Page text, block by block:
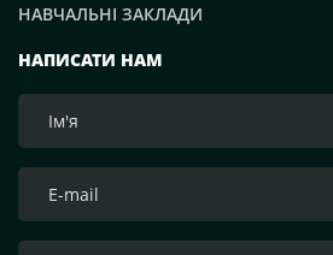
НАПИСАТИ НАМ
НАВЧАЛЬНІ ЗАКЛАДИ